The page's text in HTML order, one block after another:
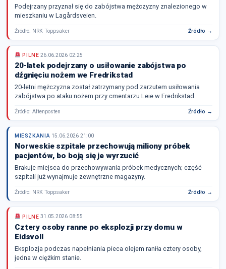
Podejrzany przyznał się do zabójstwa mężczyzny znalezionego w
mieszkaniu w Lagårdsveien.
Źródło: NRK Toppsaker Źródło →
PILNE 26.06.2026 02:25
20-latek podejrzany o usiłowanie zabójstwa po
dźgnięciu nożem we Fredrikstad
20-letni mężczyzna został zatrzymany pod zarzutem usiłowania
zabójstwa po ataku nożem przy cmentarzu Leie w Fredrikstad.
Źródło: Aftenposten Źródło →
MIESZKANIA 15.06.2026 21:00
Norweskie szpitale przechowują miliony próbek
pacjentów, bo boją się je wyrzucić
Brakuje miejsca do przechowywania próbek medycznych; część
szpitali już wynajmuje zewnętrzne magazyny.
Źródło: NRK Toppsaker Źródło →
PILNE 31.05.2026 08:55
Cztery osoby ranne po eksplozji przy domu w
Eidsvoll
Eksplozja podczas napełniania pieca olejem raniła cztery osoby,
jedna w ciężkim stanie.